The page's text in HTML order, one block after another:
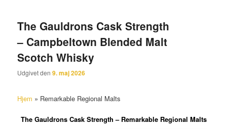
The Gauldrons Cask Strength
– Campbeltown Blended Malt
Scotch Whisky
Udgivet den9. maj 2026
Hjem » Remarkable Regional Malts
The Gauldrons Cask Strength – Remarkable Regional Malts